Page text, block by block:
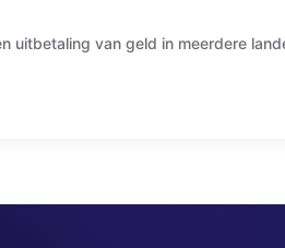
uitbetaling van geld in meerdere